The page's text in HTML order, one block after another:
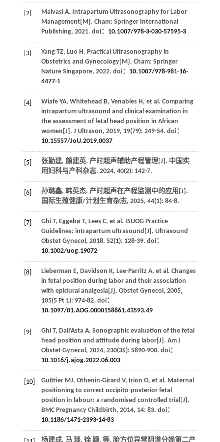
[2] Malvasi A. Intrapartum Ultrasonography for Labor
Management[M]. Cham: Springer International
Publishing, 2021. doi： 10.1007/978-3-030-57595-3
[3] Yang TZ, Luo H. Practical Ultrasonography in
Obstetrics and Gynecology[M]. Cham: Springer
Nature Singapore, 2022. doi： 10.1007/978-981-16-
4477-1
[4] Wiafe YA, Whitehead B, Venables H, et al. Comparing
intrapartum ultrasound and clinical examination in
the assessment of fetal head position in African
women[J]. J Ultrason, 2019, 19(79): 249-54. doi：
10.15557/JoU.2019.0037
[5] 张勤建, 颜建英. 产时超声辅助产程管理[J]. 中国实
用妇科与产科杂志, 2024, 40(2): 142-7.
[6]
孙璐鑫, 韩英杰. 产时超声在产程监测中的应用[J].
国际生殖健康/计划生育杂志, 2025, 44(1): 84-8.
[7] Ghi T, Eggebø T, Lees C, et al. ISUOG Practice
Guidelines: intrapartum ultrasound[J]. Ultrasound
Obstet Gynecol, 2018, 52(1): 128-39. doi：
10.1002/uog.19072
[8] Lieberman E, Davidson K, Lee-Parritz A, et al. Changes
in fetal position during labor and their association
with epidural analgesia[J]. Obstet Gynecol, 2005,
105(5 Pt 1): 974-82. doi：
10.1097/01.AOG.0000158861.43593.49
[9] Ghi T, Dall’Asta A. Sonographic evaluation of the fetal
head position and attitude during labor[J]. Am J
Obstet Gynecol, 2024, 230(3S): S890-900. doi：
10.1016/j.ajog.2022.06.003
[10] Guittier MJ, Othenin-Girard V, Irion O, et al. Maternal
positioning to correct occipito-posterior fetal
position in labour: a randomised controlled trial[J].
BMC Pregnancy Childbirth, 2014, 14: 83. doi：
10.1186/1471-2393-14-83
杨建成, 马 琰, 徐 颖, 等. 胎方位异常阴道分娩第二产